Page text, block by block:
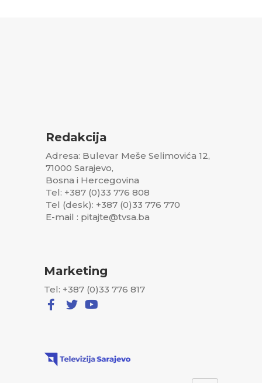
Redakcija
Adresa: Bulevar Meše Selimovića 12,
71000 Sarajevo,
Bosna i Hercegovina
Tel: +387 (0)33 776 808
Tel (desk): +387 (0)33 776 770
E-mail : pitajte@tvsa.ba
Marketing
Tel: +387 (0)33 776 817